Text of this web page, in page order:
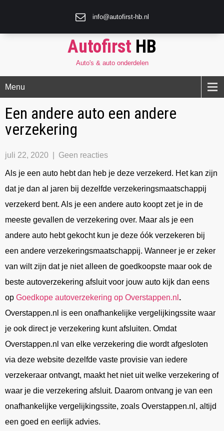
info@autofirst-hb.nl
Autofirst HB
Auto's & auto onderdelen
Menu
Een andere auto een andere
verzekering
juli 22, 2020 Geen reacties
Als je een auto hebt dan heb je deze verzekerd. Het kan zijn
dat je dan al jaren bij dezelfde verzekeringsmaatschappij
verzekerd bent. Als je een andere auto koopt zet je in de
meeste gevallen de verzekering over. Maar als je een
andere auto hebt gekocht kun je deze óók verzekeren bij
een andere verzekeringsmaatschappij. Wanneer je er zeker
van wilt zijn dat je niet alleen de goedkoopste maar ook de
beste autoverzekering afsluit voor jouw auto kijk dan eens
op Goedkope autoverzekering op Overstappen.nl .
Overstappen.nl is een onafhankelijke vergelijkingssite waar
je ook direct je verzekering kunt afsluiten. Omdat
Overstappen.nl van elke verzekering die wordt afgesloten
via deze website dezelfde vaste provisie van iedere
verzekeraar ontvangt, maakt het niet uit welke verzekering of
waar je die verzekering afsluit. Daarom ontvang je van een
onafhankelijke vergelijkingssite, zoals Overstappen.nl, altijd
een goed en eerlijk advies.